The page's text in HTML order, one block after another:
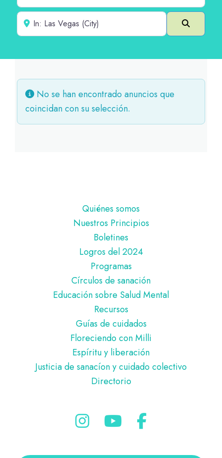
Cerca de
Buscar
No se han encontrado anuncios que
coincidan con su selección.
Quiénes somos
Nuestros Principios
Boletines
Logros del 2024
Programas
Círculos de sanación
Educación sobre Salud Mental
Recursos
Guías de cuidados
Floreciendo con Milli
Espíritu y liberación
Justicia de sanacíon y cuidado colectivo
Directorio